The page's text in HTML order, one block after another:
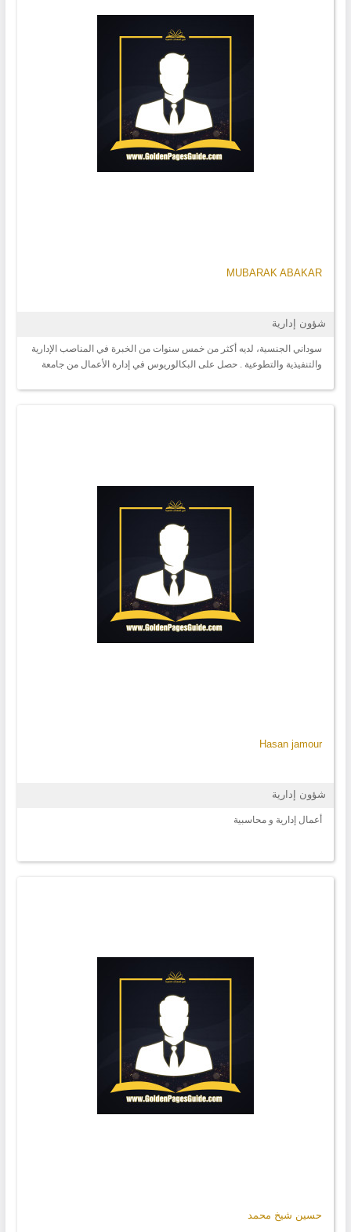
MUBARAK ABAKAR
شؤون إدارية
سوداني الجنسية، لديه أكثر من خمس سنوات من الخبرة في المناصب الإدارية
والتنفيذية والتطوعية . حصل على البكالوريوس في إدارة الأعمال من جامعة
Hasan jamour
شؤون إدارية
أعمال إدارية و محاسبية
حسين شيخ محمد